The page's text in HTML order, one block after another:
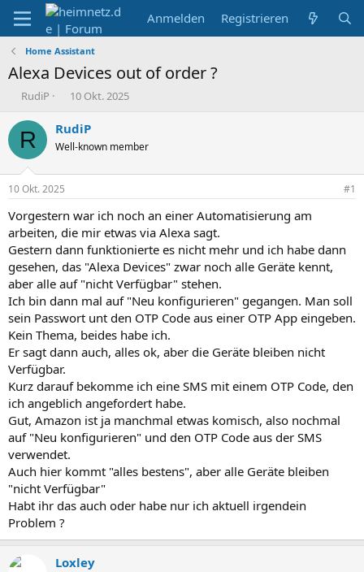
Anmelden Registrieren
Home Assistant
Alexa Devices out of order ?
E
s
t
e
r
RudiP
E
s
t
e
t
a
m
10 Okt. 2025
R RudiP
Well-known member
10 Okt. 2025 #1
Vorgestern war ich noch an einer Automatisierung am
arbeiten, die mir etwas via Alexa sagt.
Gestern dann funktionierte es nicht mehr und ich habe dann
gesehen, das "Alexa Devices" zwar noch alle Geräte kennt,
aber alle auf "nicht Verfügbar" stehen.
Ich bin dann mal auf "Neu konfigurieren" gegangen. Man soll
sein Passwort unt den OTP Code aus einer OTP App eingeben.
Kein Thema, beides habe ich.
Er sagt dann auch, alles ok, aber die Geräte bleiben nicht
Verfügbar.
Kurz darauf bekomme ich eine SMS mit einem OTP Code, den
ich angeblich angefordert habe.
Gut, Amazon ist ja manchmal etwas komisch, also nochmal
auf "Neu konfigurieren" und den OTP Code aus der SMS
verwendet.
Auch hier kommt "alles bestens", aber alle Geräte bleiben
"nicht Verfügbar"
Habt ihr das auch oder habe nur ich aktuell irgendein
Problem ?
Loxley